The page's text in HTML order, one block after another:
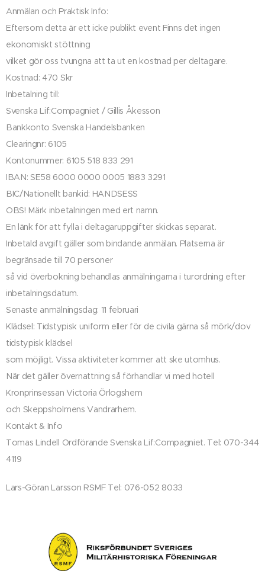
Anmälan och Praktisk Info:
Eftersom detta är ett icke publikt event Finns det ingen
ekonomiskt stöttning
vilket gör oss tvungna att ta ut en kostnad per deltagare.
Kostnad: 470 Skr
Inbetalning till:
Svenska Lif:Compagniet / Gillis Åkesson
Bankkonto Svenska Handelsbanken
Clearingnr: 6105
Kontonummer: 6105 518 833 291
IBAN: SE58 6000 0000 0005 1883 3291
BIC/Nationellt bankid: HANDSESS
OBS! Märk inbetalningen med ert namn.
En länk för att fylla i deltagaruppgifter skickas separat.
Inbetald avgift gäller som bindande anmälan. Platserna är
begränsade till 70 personer
så vid överbokning behandlas anmälningarna i turordning efter
inbetalningsdatum.
Senaste anmälningsdag: 11 februari
Klädsel: Tidstypisk uniform eller för de civila gärna så mörk/dov
tidstypisk klädsel
som möjligt. Vissa aktiviteter kommer att ske utomhus.
När det gäller övernattning så förhandlar vi med hotell
Kronprinsessan Victoria Örlogshem
och Skeppsholmens Vandrarhem.
Kontakt & Info
Tomas Lindell Ordförande Svenska Lif:Compagniet. Tel: 070-344
4119
Lars-Göran Larsson RSMF Tel: 076-052 8033